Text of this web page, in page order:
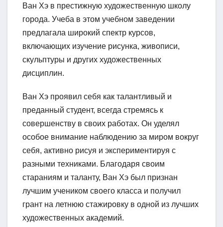
Ван Хэ в престижную художественную школу
города. Учеба в этом учебном заведении
предлагала широкий спектр курсов,
включающих изучение рисунка, живописи,
скульптуры и других художественных
дисциплин.
Ван Хэ проявил себя как талантливый и
преданный студент, всегда стремясь к
совершенству в своих работах. Он уделял
особое внимание наблюдению за миром вокруг
себя, активно рисуя и экспериментируя с
разными техниками. Благодаря своим
стараниям и таланту, Ван Хэ был признан
лучшим учеником своего класса и получил
грант на летнюю стажировку в одной из лучших
художественных академий.